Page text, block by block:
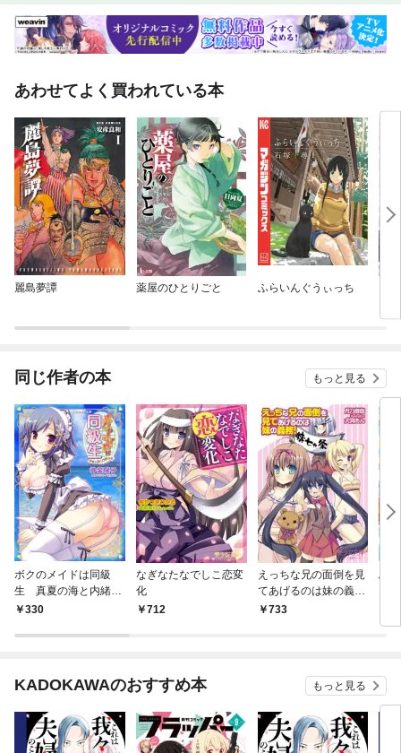
あわせてよく買われている本
麗島夢譚 薬屋のひとりごと ふらいんぐうぃっち
ラ
同じ作者の本 もっと見る
ボクのメイドは同級
生 真夏の海と内緒の
夜330
なぎなたなでしこ恋変
化
712
えっちな兄の面倒を見
てあげるのは妹の義
務！733
ふ
KADOKAWAのおすすめ本 もっと見る